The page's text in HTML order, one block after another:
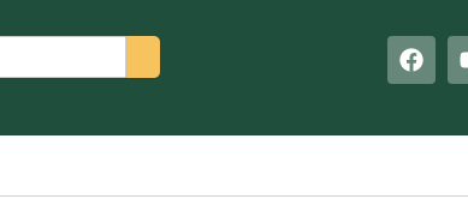
F
a
b
o